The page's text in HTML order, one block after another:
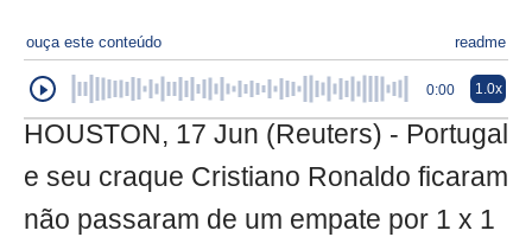
ouça este conteúdo readme
0:00 1.0x
HOUSTON, 17 Jun (Reuters) - Portugal
e seu craque Cristiano Ronaldo ficaram
não passaram de um empate por 1 x 1